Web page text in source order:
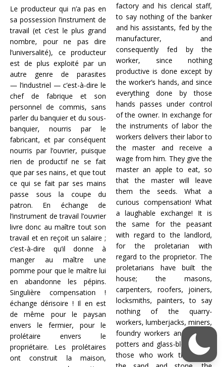
Le producteur qui n’a pas en
sa possession l’instrument de
travail (et c’est le plus grand
nombre, pour ne pas dire
l’universalité), ce producteur
est de plus exploité par un
autre genre de parasites
— l’industriel — c’est-à-dire le
chef de fabrique et son
personnel de commis, sans
parler du banquier et du sous-
banquier, nourris par le
fabricant, et par conséquent
nourris par l’ouvrier, puisque
rien de productif ne se fait
que par ses nains, et que tout
ce qui se fait par ses mains
passe sous la coupe du
patron. En échange de
l’instrument de travail l’ouvrier
livre donc au maître tout son
travail et en reçoit un salaire ;
c’est-à-dire qu’il donne à
manger au maître une
pomme pour que le maître lui
en abandonne les pépins.
Singulière compensation !
échange dérisoire ! Il en est
de même pour le paysan
envers le fermier, pour le
prolétaire envers le
propriétaire. Les prolétaires
ont construit la maison,
factory and his clerical staff,
to say nothing of the banker
and his assistants, fed by the
manufacturer, and
consequently fed by the
worker, since nothing
productive is done except by
the worker’s hands, and since
everything done by those
hands passes under control
of the owner. In exchange for
the instruments of labor the
workers delivers their labor to
the master and receive a
wage from him. They give the
master an apple to eat, so
that the master will leave
them the seeds. What a
curious compensation! What
a laughable exchange! It is
the same for the peasant
with regard to the landlord,
for the proletarian with
regard to the proprietor. The
proletarians have built the
house; the masons,
carpenters, roofers, joiners,
locksmiths, painters, to say
nothing of the quarry-
workers, lumberjacks, miners,
foundry workers and smiths,
potters and glass-blowers, all
those who work the earth,